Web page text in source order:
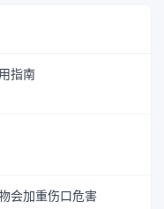
指南
会加重伤口危害